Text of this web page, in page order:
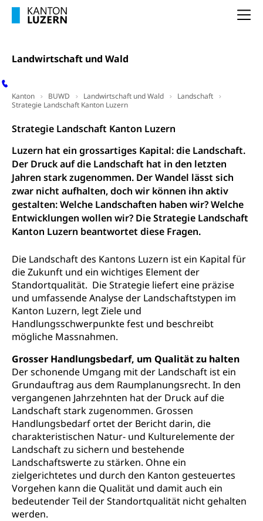
Landwirtschaft und Wald
Kanton BUWD Landwirtschaft und Wald
Landschaft
Strategie Landschaft Kanton Luzern
Strategie Landschaft Kanton Luzern
Luzern hat ein grossartiges Kapital: die Landschaft.
Der Druck auf die Landschaft hat in den letzten
Jahren stark zugenommen. Der Wandel lässt sich
zwar nicht aufhalten, doch wir können ihn aktiv
gestalten: Welche Landschaften haben wir? Welche
Entwicklungen wollen wir? Die Strategie Landschaft
Kanton Luzern beantwortet diese Fragen.
Die Landschaft des Kantons Luzern ist ein Kapital für
die Zukunft und ein wichtiges Element der
Standortqualität. Die Strategie liefert eine präzise
und umfassende Analyse der Landschaftstypen im
Kanton Luzern, legt Ziele und
Handlungsschwerpunkte fest und beschreibt
mögliche Massnahmen.
Grosser Handlungsbedarf, um Qualität zu halten
Der schonende Umgang mit der Landschaft ist ein
Grundauftrag aus dem Raumplanungsrecht. In den
vergangenen Jahrzehnten hat der Druck auf die
Landschaft stark zugenommen. Grossen
Handlungsbedarf ortet der Bericht darin, die
charakteristischen Natur- und Kulturelemente der
Landschaft zu sichern und bestehende
Landschaftswerte zu stärken. Ohne ein
zielgerichtetes und durch den Kanton gesteuertes
Vorgehen kann die Qualität und damit auch ein
bedeutender Teil der Standortqualität nicht gehalten
werden.
Zentral- und Hochschulbibliothek
Museen, Theater, Bibliotheken
Kunst & Kultur (Luzern Tourismus)
Kulturpolitik, Sprachförderung, Denkmalpflege,
kulturelles Angebot, Kulturerbe, kulturelles Erbe,
Werkbeitrag, Produktionsbeitrag, Recherche,
Bildende Kunst, Angewandte Kunst, Theater/Tanz,
Filmförderung, Regionale Förderfonds,
und Kultur, Kulturgesuche, Kulturvermittlung
Kulturförderung und Vermittlung
Angebote für Schulklassen
Zentralschweizer Filmförderung
Mobilität
Schiene und öffentlicher Verkehr
Schienenverkehr, Zugverkehr, Bahnverkehr,
Transportmittel, öffentlicher Verkehr
Verkehrsverbund Luzern VVL
Öffentlicher Verkehr Luzern Mobil
Schifffahrt
Schiffsverkehr, Binnenschifffahrt, Seeschifffahrt,
Flussschifffahrt
Strasse
Autoverkehr, Lastwagenverkehr, Schwerverkehr,
leistungsabhängige Schwerverkehrsabgabe,
Langsamverkehr, Transportmittel, Auto, Motorrad,
Individualverkehr
zentras (Betrieb und Unterhalt LU, OW, NW,
ZG)
Strassenverkehrsamt
Verkehr und Infrastruktur vif
Kantonsstrassen
Persönliches
Zivilstand
Geburt, Heirat, Ehe, Partnerschaft, Tod,
Zivilstandsamt, Zivilstandsregiste